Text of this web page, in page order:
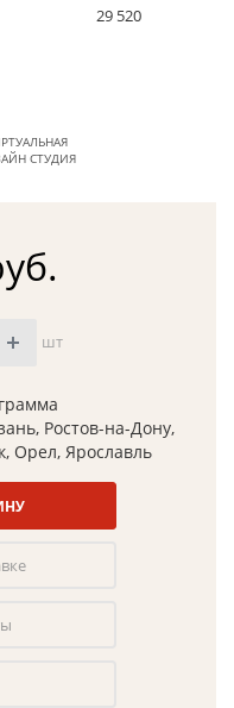
29 520
СТУДИЯ
шт
Ростов-на-Дону,
Орел, Ярославль